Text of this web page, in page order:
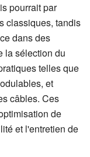
pourrait par
classiques, tandis
dans des
la sélection du
telles que
et
câbles. Ces
de
et l'entretien de